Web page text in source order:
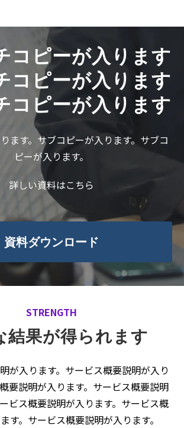
コピーが入ります
コピーが入ります
コピーが入ります
ます。サブコピーが入ります。サブコ
ピーが入ります。
詳しい資料はこちら
資料ダウンロード
STRENGTH
結果が得られます
が入ります。サービス概要説明が入り
要説明が入ります。サービス概要説明
ビス概要説明が入ります。サービス概
す。サービス概要説明が入ります。